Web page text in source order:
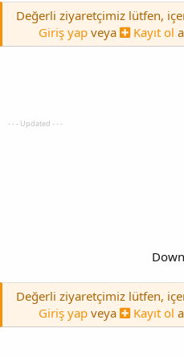
Değerli ziyaretçimiz lütfen,
Giriş yap veya Kayıt ol
- - - Updated - - -
Değerli ziyaretçimiz lütfen,
Giriş yap veya Kayıt ol